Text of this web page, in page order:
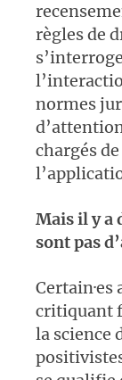
règles de
normes
chargés
Mais il y a
sont pas
Certain·es
critiquant
la science